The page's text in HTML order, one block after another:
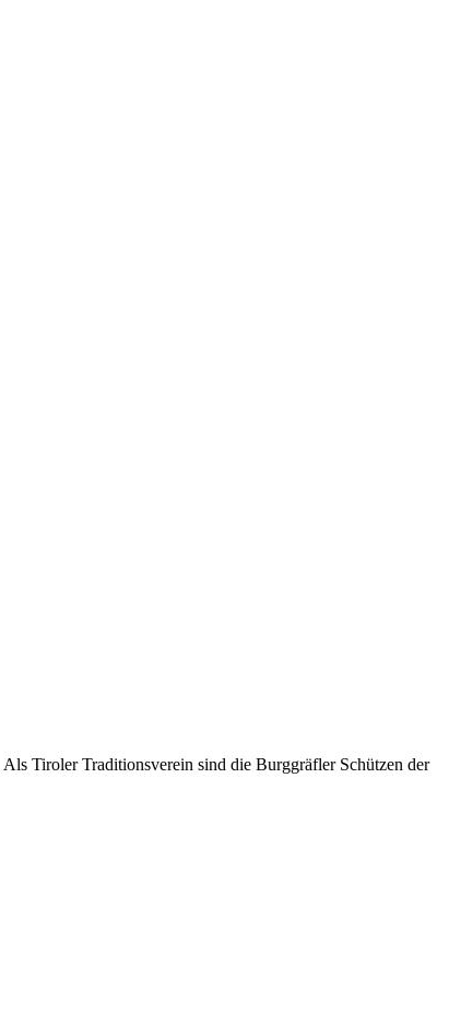
Tiroler Traditionsverein sind die Burggräfler Schützen der